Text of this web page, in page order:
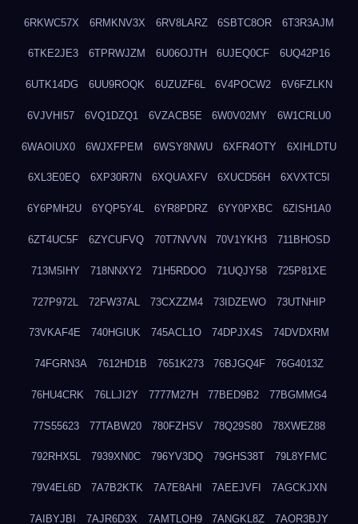
6RKWC57X 6RMKNV3X 6RV8LARZ 6SBTC8OR 6T3R3AJM
6TKE2JE3 6TPRWJZM 6U06OJTH 6UJEQ0CF 6UQ42P16
6UTK14DG 6UU9ROQK 6UZUZF6L 6V4POCW2 6V6FZLKN
6VJVHI57 6VQ1DZQ1 6VZACB5E 6W0V02MY 6W1CRLU0
6WAOIUX0 6WJXFPEM 6WSY8NWU 6XFR4OTY 6XIHLDTU
6XL3E0EQ 6XP30R7N 6XQUAXFV 6XUCD56H 6XVXTC5I
6Y6PMH2U 6YQP5Y4L 6YR8PDRZ 6YY0PXBC 6ZISH1A0
6ZT4UC5F 6ZYCUFVQ 70T7NVVN 70V1YKH3 711BHOSD
713M5IHY 718NNXY2 71H5RDOO 71UQJY58 725P81XE
727P972L 72FW37AL 73CXZZM4 73IDZEWO 73UTNHIP
73VKAF4E 740HGIUK 745ACL1O 74DPJX4S 74DVDXRM
74FGRN3A 7612HD1B 7651K273 76BJGQ4F 76G4013Z
76HU4CRK 76LLJI2Y 7777M27H 77BED9B2 77BGMMG4
77S55623 77TABW20 780FZHSV 78Q29S80 78XWEZ88
792RHX5L 7939XN0C 796YV3DQ 79GHS38T 79L8YFMC
79V4EL6D 7A7B2KTK 7A7E8AHI 7AEEJVFI 7AGCKJXN
7AIBYJBI 7AJR6D3X 7AMTLOH9 7ANGKL8Z 7AOR3BJY